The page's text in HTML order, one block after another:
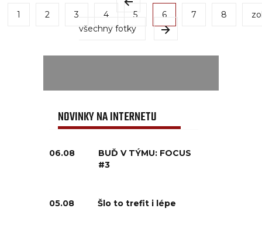
1 2 3 4 5 6 7 8
všechny fotky
NOVINKY NA INTERNETU
06.08
BUĎ V TÝMU: FOCUS
#3
05.08 Šlo to trefit i lépe